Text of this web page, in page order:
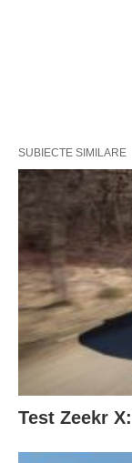
SUBIECTE SIMILARE
Test Zeekr